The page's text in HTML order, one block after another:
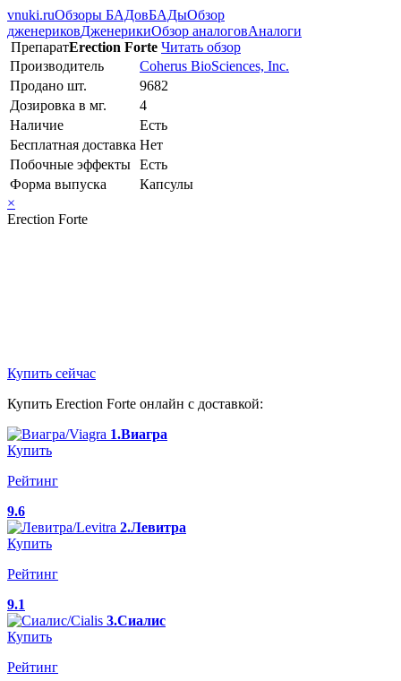
vnuki.ruОбзоры БАДовБАДыОбзор
дженериковДженерикиОбзор аналоговАналоги
ПрепаратErection Forte Читать обзор
Производитель
Coherus BioSciences, Inc.
Продано шт.
9682
Дозировка в мг.
4
Наличие
Есть
Бесплатная доставка Нет
Побочные эффекты Есть
Форма выпуска
Капсулы
×
Erection Forte
Купить сейчас
Купить Erection Forte онлайн с доставкой:
1.Виагра
Купить
Рейтинг
9.6
2.Левитра
Купить
Рейтинг
9.1
3.Сиалис
Купить
Рейтинг